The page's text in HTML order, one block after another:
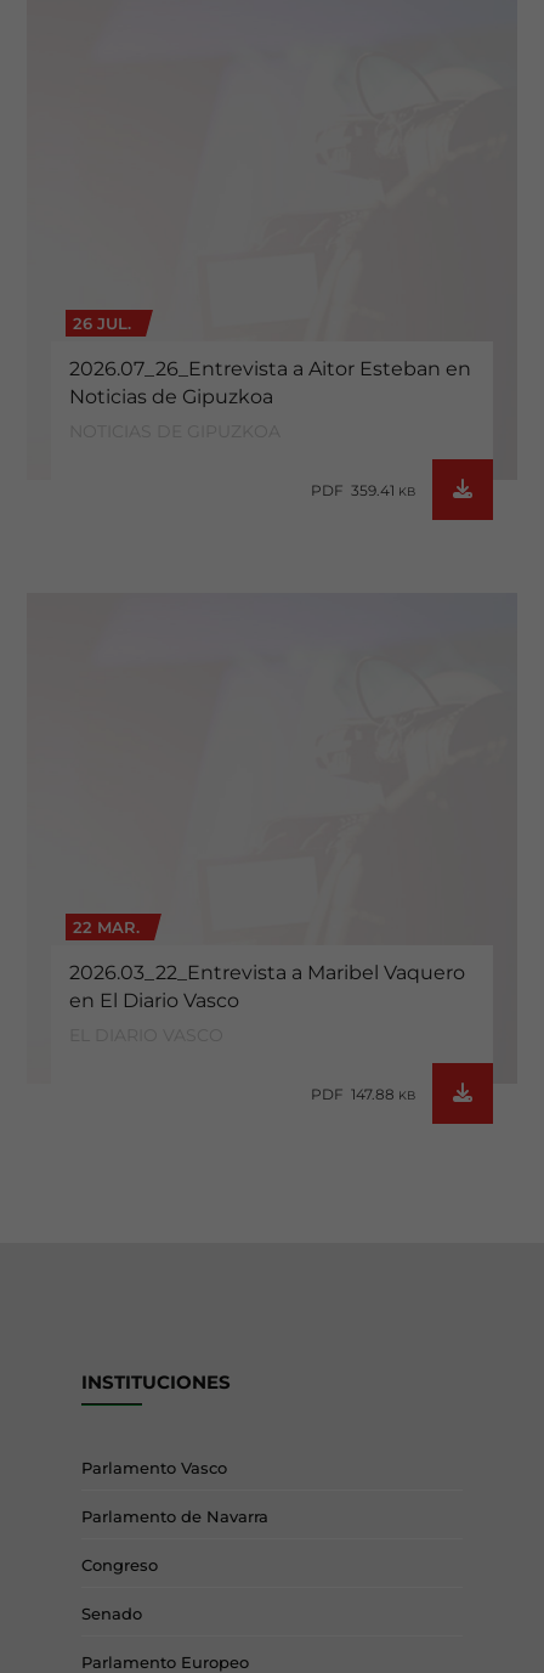
26 JUL.
2026.07_26_Entrevista a Aitor Esteban en
Noticias de Gipuzkoa
PDF 359.41 KB
22 MAR.
2026.03_22_Entrevista a Maribel Vaquero
en El Diario Vasco
PDF 147.88 KB
INSTITUCIONES
Parlamento Vasco
Parlamento de Navarra
Congreso
Senado
Parlamento Europeo